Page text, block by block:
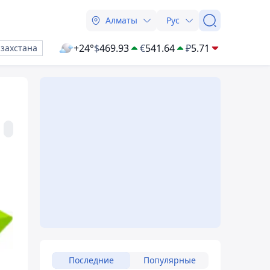
Алматы Рус
+24°$469.93 €541.64 ₽5.71
Последние Популярные